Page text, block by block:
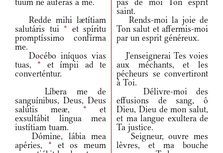
tuum ne áuferas a me.
pas de moi Ton esprit
saint.
Redde mihi lætítiam
salutáris tui * et spíritu
promptíssimo confírma
me.
Rends-moi la joie de
Ton salut et affermis-moi
par un esprit généreux.
Docébo iníquos vias
tuas,* et ímpii ad te
converténtur.
J'enseignerai Tes voies
aux méchants, et les
pécheurs se convertiront
à Toi.
Líbera me de
sanguínibus, Deus, Deus
salútis meæ, * et
exsultábit lingua mea
iustítiam tuam.
Délivre-moi des
effusions de sang, ô
Dieu, Dieu de mon salut,
et ma langue exultera de
Ta justice.
Dómine, lábia mea
apéries, * et os meum
Seigneur, ouvre mes
lèvres, et ma bouche